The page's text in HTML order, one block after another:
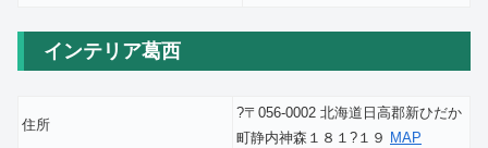
インテリア葛西
住所
?〒056-0002 北海道日高郡新ひだか
町静内神森１８１?１９ MAP